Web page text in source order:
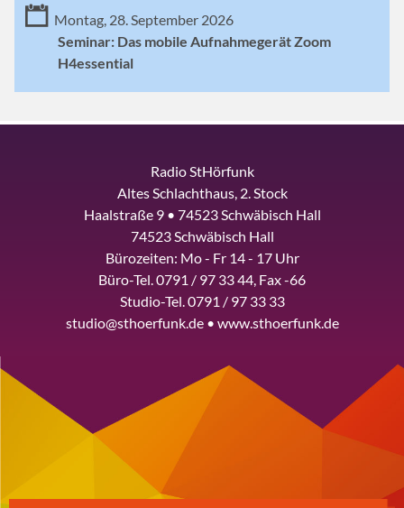
Montag, 28. September 2026
Seminar: Das mobile Aufnahmegerät Zoom
H4essential
Radio StHörfunk
Altes Schlachthaus, 2. Stock
Haalstraße 9 • 74523 Schwäbisch Hall
74523 Schwäbisch Hall
Bürozeiten: Mo - Fr 14 - 17 Uhr
Büro-Tel. 0791 / 97 33 44, Fax -66
Studio-Tel. 0791 / 97 33 33
studio@sthoerfunk.de • www.sthoerfunk.de